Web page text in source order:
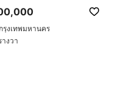
รุงเทพมหานคร
างวา